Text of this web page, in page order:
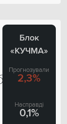
Блок
«КУЧМА»
Прогнозували
2,3%
Насправді
0,1%